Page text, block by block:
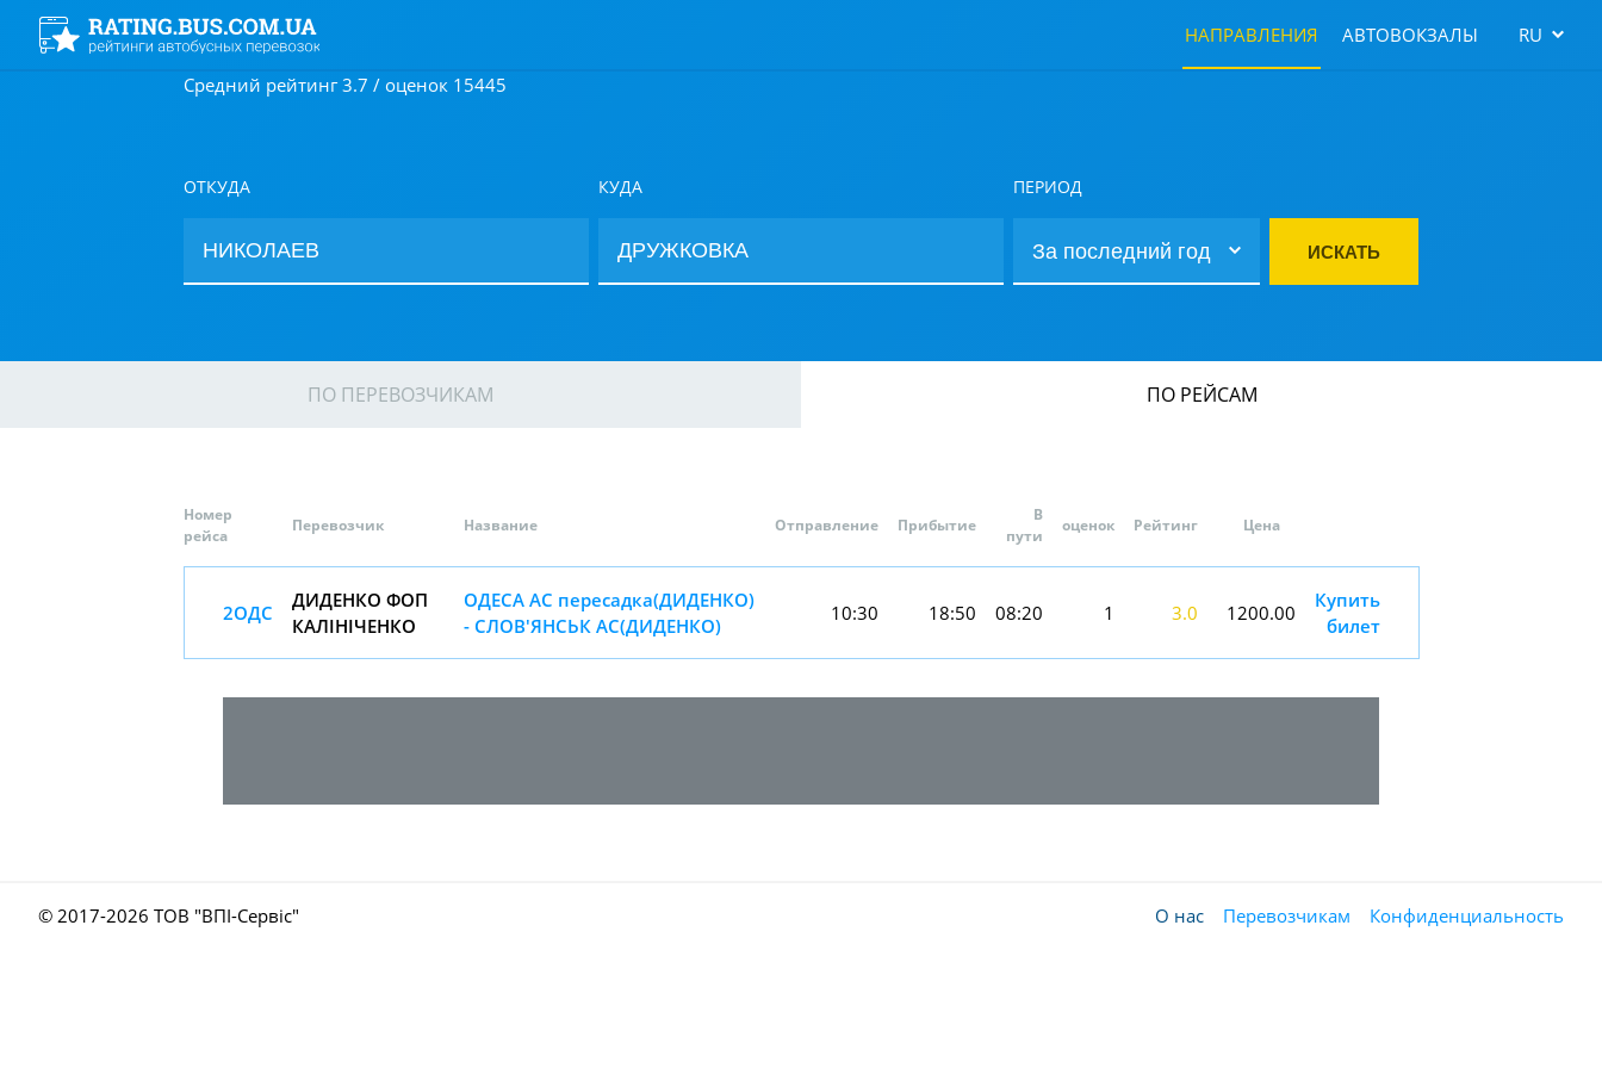
НАПРАВЛЕНИЯ АВТОВОКЗАЛЫ RU
Средний рейтинг 3.7 / оценок 15445
ОТКУДА КУДА ПЕРИОД
ИСКАТЬ
ПО ПЕРЕВОЗЧИКАМ ПО РЕЙСАМ
Номер
рейса
Перевозчик Название Отправление Прибытие
В
пути
оценок Рейтинг Цена
2ОДС
ДИДЕНКО ФОП
КАЛІНІЧЕНКО
ОДЕСА АС пересадка(ДИДЕНКО)
- СЛОВ'ЯНСЬК АС(ДИДЕНКО)
10:30 18:50 08:20 1 3.0 1200.00
Купить
билет
© 2017-2026 ТОВ "ВПІ-Сервіс" О нас Перевозчикам Конфиденциальность